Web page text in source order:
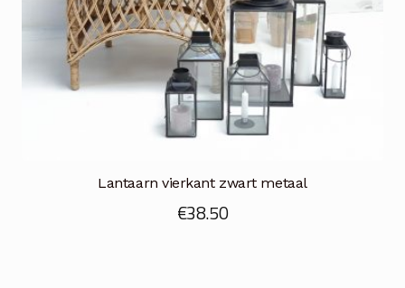
Lantaarn vierkant zwart metaal
€38.50